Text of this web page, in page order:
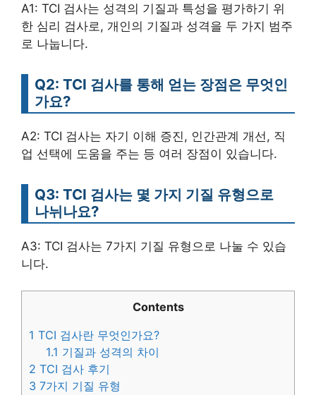
A1: TCI 검사는 성격의 기질과 특성을 평가하기 위
한 심리 검사로, 개인의 기질과 성격을 두 가지 범주
로 나눕니다.
Q2: TCI 검사를 통해 얻는 장점은 무엇인
가요?
A2: TCI 검사는 자기 이해 증진, 인간관계 개선, 직
업 선택에 도움을 주는 등 여러 장점이 있습니다.
Q3: TCI 검사는 몇 가지 기질 유형으로
나뉘나요?
A3: TCI 검사는 7가지 기질 유형으로 나눌 수 있습
니다.
Contents
1 TCI 검사란 무엇인가요?
1.1 기질과 성격의 차이
2 TCI 검사 후기
3 7가지 기질 유형